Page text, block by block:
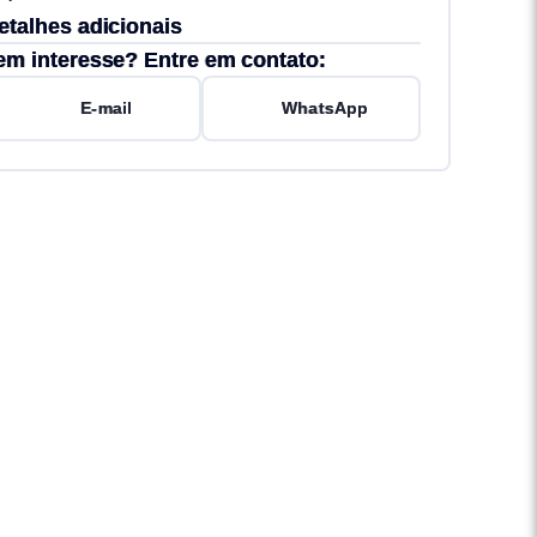
adicionais
interesse? Entre em contato:
E-mail WhatsApp